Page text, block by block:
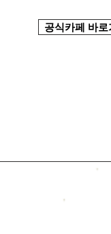
공식카페 바로